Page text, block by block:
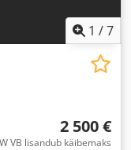
1 /7
2 500 €
VB lisandub käibemaks